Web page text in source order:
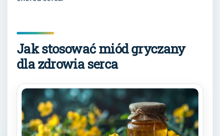
Jak stosować miód gryczany
dla zdrowia serca